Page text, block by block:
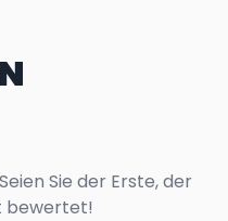
Sie der Erste, der
bewertet!